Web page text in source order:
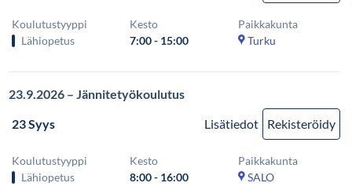
Koulutustyyppi
Lähiopetus
Kesto
7:00 - 15:00
Paikkakunta
Turku
23.9.2026 – Jännitetyökoulutus
23 Syys
Lisätiedot Rekisteröidy
Koulutustyyppi
Lähiopetus
Kesto
8:00 - 16:00
Paikkakunta
SALO